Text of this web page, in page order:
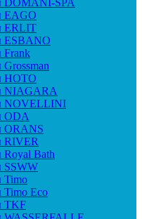
DOMANI-SPA
EAGO
ERLIT
ESBANO
Frank
HOTO
NIAGARA
NOVELLINI
ODA
ORANS
RIVER
Bath
SSWW
Timo
Eco
TKF